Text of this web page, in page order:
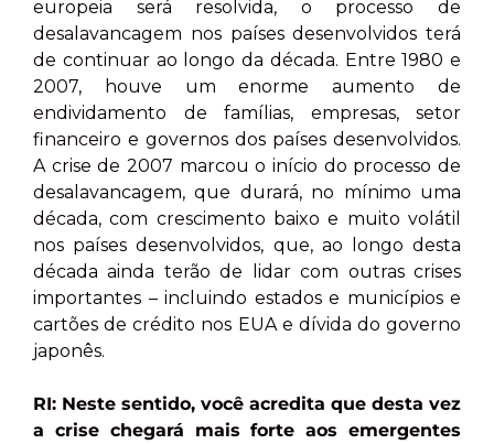
europeia será resolvida, o processo de
desalavancagem nos países desenvolvidos terá
de continuar ao longo da década. Entre 1980 e
2007, houve um enorme aumento de
endividamento de famílias, empresas, setor
financeiro e governos dos países desenvolvidos.
A crise de 2007 marcou o início do processo de
desalavancagem, que durará, no mínimo uma
década, com crescimento baixo e muito volátil
nos países desenvolvidos, que, ao longo desta
década ainda terão de lidar com outras crises
importantes – incluindo estados e municípios e
cartões de crédito nos EUA e dívida do governo
japonês.
RI: Neste sentido, você acredita que desta vez
a crise chegará mais forte aos emergentes